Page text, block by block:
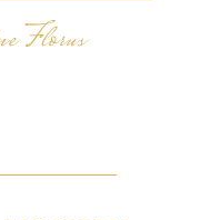
Florus